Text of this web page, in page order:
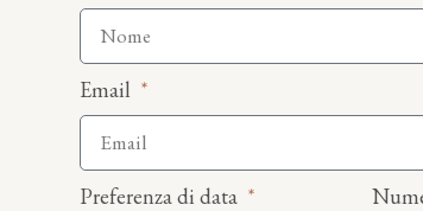
Email
Preferenza di data